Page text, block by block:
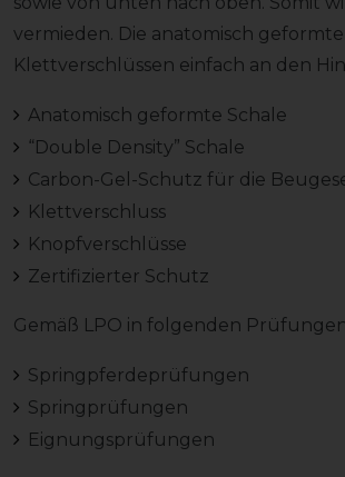
vermieden. Die anatomisch
Klettverschlüssen einfach an den
Anatomisch geformte Schale
“Double Density” Schale
Carbon-Gel-Schutz für die
Klettverschluss
Knopfverschlüsse
Zertifizierter Schutz
Gemäß LPO in folgenden
Springpferdeprüfungen
Springprüfungen
Eignungsprüfungen